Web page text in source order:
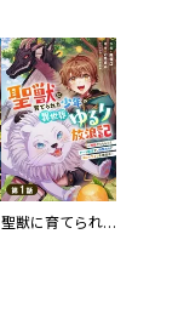
聖獣に育てられた少年の異世界ゆるり放浪記～神様からもらったチート魔法で、仲間たちとスローライフを満喫中～【分冊版】